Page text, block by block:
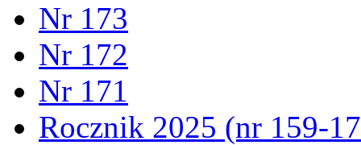
Nr 173
Nr 172
Nr 171
Rocznik 2025 (nr 159-